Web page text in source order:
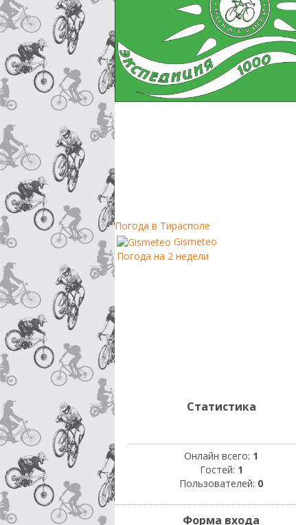
Погода в Тирасполе
Gismeteo
Погода на 2 недели
Статистика
Онлайн всего: 1
Гостей: 1
Пользователей: 0
Форма входа